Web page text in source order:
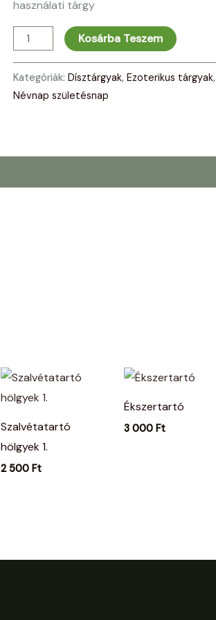
használati tárgy
Kosárba Teszem
Kategóriák: Dísztárgyak, Ezoterikus tárgyak,
Névnap születésnap
Szalvétatartó
hölgyek 1.
2 500 Ft
Ékszertartó
3 000 Ft